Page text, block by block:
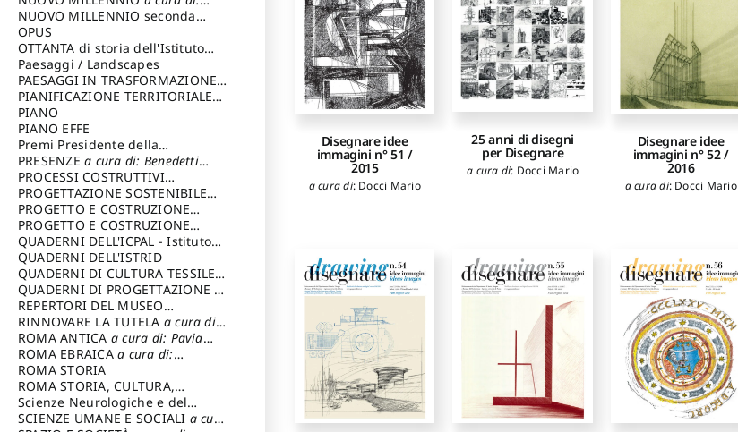
Disegnare idee
immagini n° 51 /
2015
a cura di: Docci Mario
25 anni di disegni
per Disegnare
a cura di: Docci Mario
Disegnare idee
immagini n° 52 /
2016
a cura di: Docci Mario
Capaldo Pellegrino
NUOVO MILLENNIO seconda
serie
Francesco
OPUS
OTTANTA di storia dell'Istituto
storia dell’Istitutoa cura di:
Cavalieri Patrizia
Paesaggi / Landscapes
PAESAGGI IN TRASFORMAZIONEa
cura di: Corti Enrico A.
PIANIFICAZIONE TERRITORIALE
URBANISTICA ED AMBIENTALE
cura di: Costa Enrico
PIANO
PIANO EFFE
Premi Presidente della
Repubblica
PRESENZEa cura di: Benedetti
Sandro
PROCESSI COSTRUTTIVI
DELL'ARCHITETTURAa cura di:
Ippoliti Alessandro
PROGETTAZIONE SOSTENIBILE
PARTECIPATA
PROGETTO E COSTRUZIONE
DELL’ARCHITETTURA
PROGETTO E COSTRUZIONE
SOSTENIBILE
QUADERNI DELL'ICPAL - Istituto
centrale per il restauro e la
conservazione del patrimonio
archivistico e librario
QUADERNI DELL'ISTRID
QUADERNI DI CULTURA TESSILEa
cura di: Crispolti Livia
QUADERNI DI PROGETTAZIONE a
cura di: Giura Longo Tommaso
REPERTORI DEL MUSEO
CENTRALE DEL RISORGIMENTOa
cura di: Pizzo Marco
RINNOVARE LA TUTELA a cura di:
Cicalò Enrico
ROMA ANTICA a cura di: Pavia
Carlo
ROMA EBRAICAa cura di:
Procaccia Claudio
ROMA STORIA
ROMA STORIA, CULTURA,
IMMAGINEa cura di: Fagiolo
Marcello
Scienze Neurologiche e del
Comportamento
SCIENZE UMANE E SOCIALI a cura